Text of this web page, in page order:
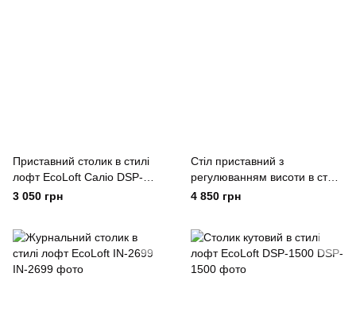
Приставний столик в стилі
лофт EcoLoft Саліо DSP-
1280
3 050 грн
Стіл приставний з
регулюванням висоти в стилі
лофт EcoLoft Флекс DSP-
4 850 грн